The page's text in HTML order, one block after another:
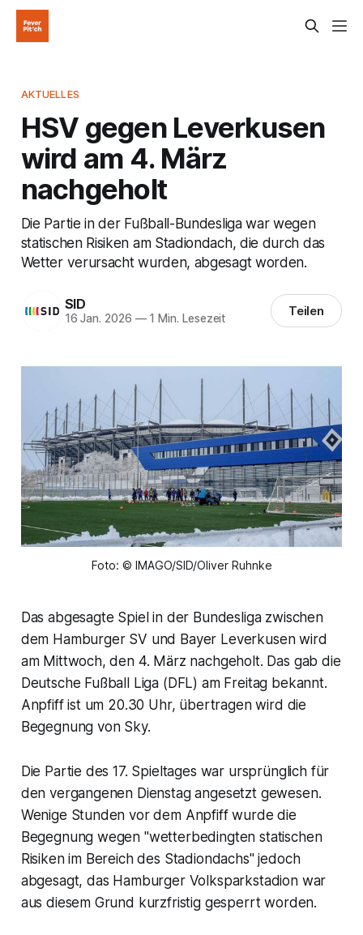
AKTUELLES
HSV gegen Leverkusen
wird am 4. März
nachgeholt
Die Partie in der Fußball-Bundesliga war wegen
statischen Risiken am Stadiondach, die durch das
Wetter verursacht wurden, abgesagt worden.
SID
16 Jan. 2026 —1 Min. Lesezeit Teilen
Foto: © IMAGO/SID/Oliver Ruhnke
Das abgesagte Spiel in der Bundesliga zwischen
dem Hamburger SV und Bayer Leverkusen wird
am Mittwoch, den 4. März nachgeholt. Das gab die
Deutsche Fußball Liga (DFL) am Freitag bekannt.
Anpfiff ist um 20.30 Uhr, übertragen wird die
Begegnung von Sky.
Die Partie des 17. Spieltages war ursprünglich für
den vergangenen Dienstag angesetzt gewesen.
Wenige Stunden vor dem Anpfiff wurde die
Begegnung wegen "wetterbedingten statischen
Risiken im Bereich des Stadiondachs" jedoch
abgesagt, das Hamburger Volksparkstadion war
aus diesem Grund kurzfristig gesperrt worden.